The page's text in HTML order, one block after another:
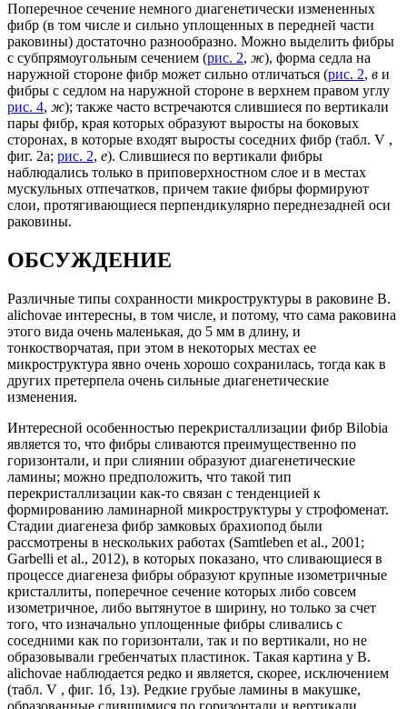
Поперечное сечение немного диагенетически измененных
фибр (в том числе и сильно уплощенных в передней части
раковины) достаточно разнообразно. Можно выделить фибры
с субпрямоугольным сечением (рис. 2, ж), форма седла на
наружной стороне фибр может сильно отличаться (рис. 2, в и
фибры с седлом на наружной стороне в верхнем правом углу
рис. 4, ж); также часто встречаются слившиеся по вертикали
пары фибр, края которых образуют выросты на боковых
сторонах, в которые входят выросты соседних фибр (табл. V ,
фиг. 2а; рис. 2, е). Слившиеся по вертикали фибры
наблюдались только в приповерхностном слое и в местах
мускульных отпечатков, причем такие фибры формируют
слои, протягивающиеся перпендикулярно переднезадней оси
раковины.
ОБСУЖДЕНИЕ
Различные типы сохранности микроструктуры в раковине B.
alichovae интересны, в том числе, и потому, что сама раковина
этого вида очень маленькая, до 5 мм в длину, и
тонкостворчатая, при этом в некоторых местах ее
микроструктура явно очень хорошо сохранилась, тогда как в
других претерпела очень сильные диагенетические
изменения.
Интересной особенностью перекристаллизации фибр Bilobia
является то, что фибры сливаются преимущественно по
горизонтали, и при слиянии образуют диагенетические
ламины; можно предположить, что такой тип
перекристаллизации как-то связан с тенденцией к
формированию ламинарной микроструктуры у строфоменат.
Стадии диагенеза фибр замковых брахиопод были
рассмотрены в нескольких работах (Samtleben et al., 2001;
Garbelli et al., 2012), в которых показано, что сливающиеся в
процессе диагенеза фибры образуют крупные изометричные
кристаллиты, поперечное сечение которых либо совсем
изометричное, либо вытянутое в ширину, но только за счет
того, что изначально уплощенные фибры сливались с
соседними как по горизонтали, так и по вертикали, но не
образовывали гребенчатых пластинок. Такая картина у B.
alichovae наблюдается редко и является, скорее, исключением
(табл. V , фиг. 1б, 1з). Редкие грубые ламины в макушке,